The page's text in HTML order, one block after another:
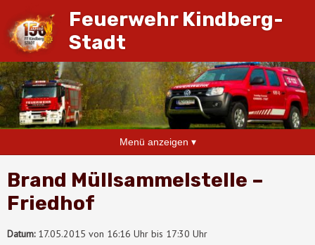
Feuerwehr Kindberg-
Stadt
Menü anzeigen ▾
Brand Müllsammelstelle –
Friedhof
Datum:17.05.2015 von 16:16 Uhr bis 17:30 Uhr